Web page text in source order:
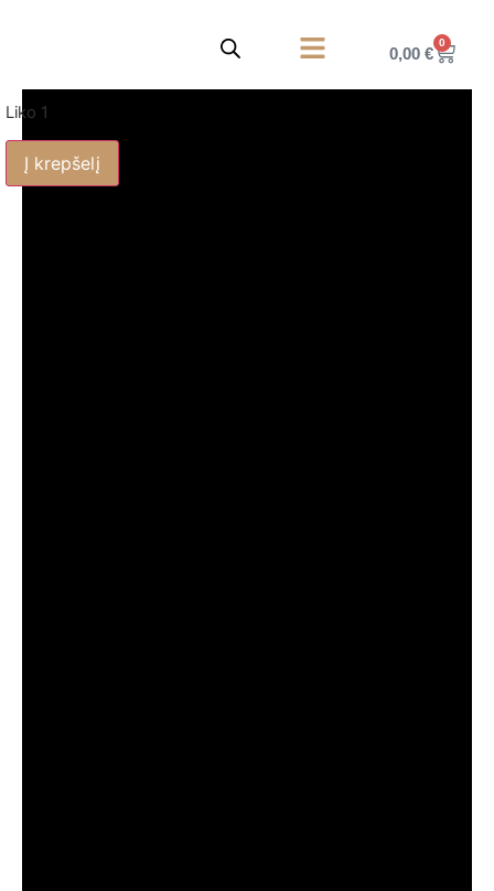
0,00 €
0
Liko 1
Į krepšelį